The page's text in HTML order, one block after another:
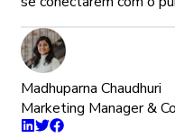
Madhuparna Chaudhuri
Marketing Manager &